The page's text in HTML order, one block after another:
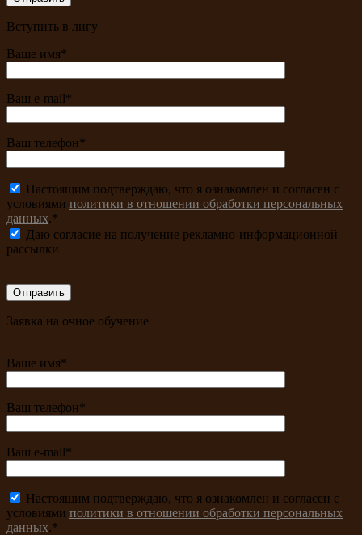
Вступить в лигу
Ваше имя*
Ваш e-mail*
Ваш телефон*
Настоящим подтверждаю, что я ознакомлен и согласен с
условиями политики в отношении обработки персональных
данных.*
Даю согласие на получение рекламно-информационной
рассылки
Заявка на очное обучение
Ваше имя*
Ваш телефон*
Ваш e-mail*
Настоящим подтверждаю, что я ознакомлен и согласен с
условиями политики в отношении обработки персональных
данных.*